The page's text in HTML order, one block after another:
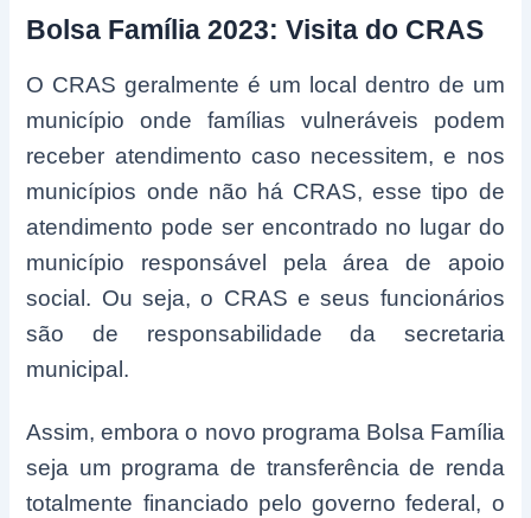
Bolsa Família 2023: Visita do CRAS
O CRAS geralmente é um local dentro de um
município onde famílias vulneráveis podem
receber atendimento caso necessitem, e nos
municípios onde não há CRAS, esse tipo de
atendimento pode ser encontrado no lugar do
município responsável pela área de apoio
social. Ou seja, o CRAS e seus funcionários
são de responsabilidade da secretaria
municipal.
Assim, embora o novo programa Bolsa Família
seja um programa de transferência de renda
totalmente financiado pelo governo federal, o